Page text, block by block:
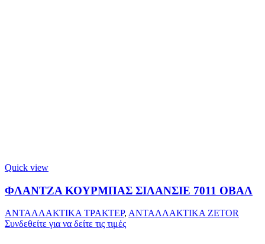
Quick view
ΦΛΑΝΤΖΑ ΚΟΥΡΜΠΑΣ ΣΙΛΑΝΣΙΕ 7011 ΟΒΑΛ
ΑΝΤΑΛΛΑΚΤΙΚΑ ΤΡΑΚΤΕΡ, ΑΝΤΑΛΛΑΚΤΙΚΑ ZETOR
Συνδεθείτε για να δείτε τις τιμές